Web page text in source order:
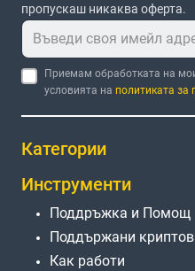
пропускаш никаква оферта.
Приемам обработката на
условията на политиката за
Категории
Инструменти
Поддръжка и Помощ
Поддържани
Как работи